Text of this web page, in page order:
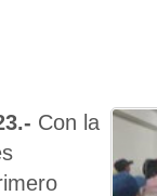
Con la